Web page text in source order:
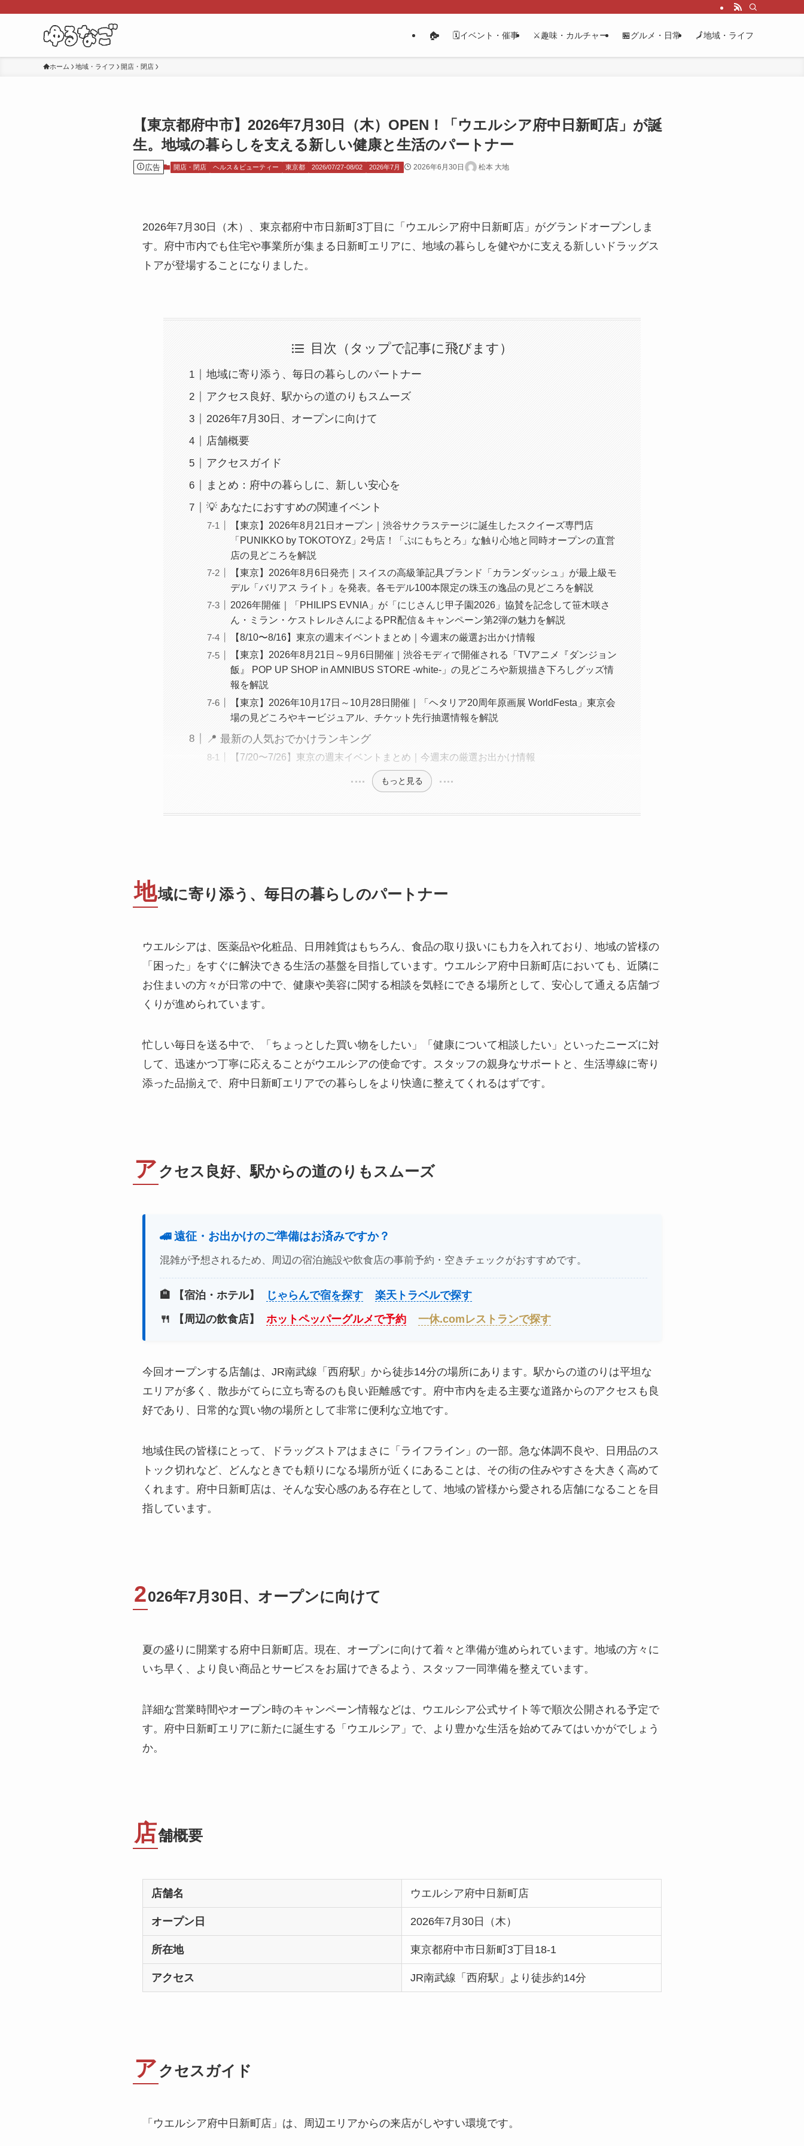
🏠 🗓️イベント・催事 ⚔️趣味・カルチャー 🏪グルメ・日常 🗾地域・ライフ
ホーム 地域・ライフ 開店・閉店
【東京都府中市】2026年7月30日（木）OPEN！「ウエルシア府中日新町店」が誕
生。地域の暮らしを支える新しい健康と生活のパートナー
広告 開店・閉店 ヘルス＆ビューティー 東京都 2026/07/27-08/02 2026年7月 2026年6月30日 松本 大地
2026年7月30日（木）、東京都府中市日新町3丁目に「ウエルシア府中日新町店」がグランドオープンしま
す。府中市内でも住宅や事業所が集まる日新町エリアに、地域の暮らしを健やかに支える新しいドラッグス
トアが登場することになりました。
目次（タップで記事に飛びます）
地域に寄り添う、毎日の暮らしのパートナー
アクセス良好、駅からの道のりもスムーズ
2026年7月30日、オープンに向けて
店舗概要
アクセスガイド
まとめ：府中の暮らしに、新しい安心を
💡 あなたにおすすめの関連イベント
【東京】2026年8月21日オープン｜渋谷サクラステージに誕生したスクイーズ専門店
「PUNIKKO by TOKOTOYZ」2号店！「ぷにもちとろ」な触り心地と同時オープンの直営
店の見どころを解説
【東京】2026年8月6日発売｜スイスの高級筆記具ブランド「カランダッシュ」が最上級モ
デル「バリアス ライト」を発表。各モデル100本限定の珠玉の逸品の見どころを解説
2026年開催｜「PHILIPS EVNIA」が「にじさんじ甲子園2026」協賛を記念して笹木咲さ
ん・ミラン・ケストレルさんによるPR配信＆キャンペーン第2弾の魅力を解説
【8/10〜8/16】東京の週末イベントまとめ｜今週末の厳選お出かけ情報
【東京】2026年8月21日～9月6日開催｜渋谷モディで開催される「TVアニメ『ダンジョン
飯』 POP UP SHOP in AMNIBUS STORE -white-」の見どころや新規描き下ろしグッズ情
報を解説
【東京】2026年10月17日～10月28日開催｜「ヘタリア20周年原画展 WorldFesta」東京会
場の見どころやキービジュアル、チケット先行抽選情報を解説
📍 最新の人気おでかけランキング
【7/20〜7/26】東京の週末イベントまとめ｜今週末の厳選お出かけ情報
もっと見る
地域に寄り添う、毎日の暮らしのパートナー
ウエルシアは、医薬品や化粧品、日用雑貨はもちろん、食品の取り扱いにも力を入れており、地域の皆様の
「困った」をすぐに解決できる生活の基盤を目指しています。ウエルシア府中日新町店においても、近隣に
お住まいの方々が日常の中で、健康や美容に関する相談を気軽にできる場所として、安心して通える店舗づ
くりが進められています。
忙しい毎日を送る中で、「ちょっとした買い物をしたい」「健康について相談したい」といったニーズに対
して、迅速かつ丁寧に応えることがウエルシアの使命です。スタッフの親身なサポートと、生活導線に寄り
添った品揃えで、府中日新町エリアでの暮らしをより快適に整えてくれるはずです。
ア クセス良好、駅からの道のりもスムーズ
🚄 遠征・お出かけのご準備はお済みですか？
混雑が予想されるため、周辺の宿泊施設や飲食店の事前予約・空きチェックがおすすめです。
🏨 【宿泊・ホテル】 じゃらんで宿を探す
楽天トラベルで探す
🍴 【周辺の飲食店】
ホットペッパーグルメで予約 一休.comレストランで探す
今回オープンする店舗は、JR南武線「西府駅」から徒歩14分の場所にあります。駅からの道のりは平坦な
エリアが多く、散歩がてらに立ち寄るのも良い距離感です。府中市内を走る主要な道路からのアクセスも良
好であり、日常的な買い物の場所として非常に便利な立地です。
地域住民の皆様にとって、ドラッグストアはまさに「ライフライン」の一部。急な体調不良や、日用品のス
トック切れなど、どんなときでも頼りになる場所が近くにあることは、その街の住みやすさを大きく高めて
くれます。府中日新町店は、そんな安心感のある存在として、地域の皆様から愛される店舗になることを目
指しています。
2026年7月30日、オープンに向けて
夏の盛りに開業する府中日新町店。現在、オープンに向けて着々と準備が進められています。地域の方々に
いち早く、より良い商品とサービスをお届けできるよう、スタッフ一同準備を整えています。
詳細な営業時間やオープン時のキャンペーン情報などは、ウエルシア公式サイト等で順次公開される予定で
す。府中日新町エリアに新たに誕生する「ウエルシア」で、より豊かな生活を始めてみてはいかがでしょう
か。
店舗概要
店舗名 ウエルシア府中日新町店
オープン日 2026年7月30日（木）
所在地 東京都府中市日新町3丁目18-1
アクセス JR南武線「西府駅」より徒歩約14分
ア クセスガイド
「ウエルシア府中日新町店」は、周辺エリアからの来店がしやすい環境です。